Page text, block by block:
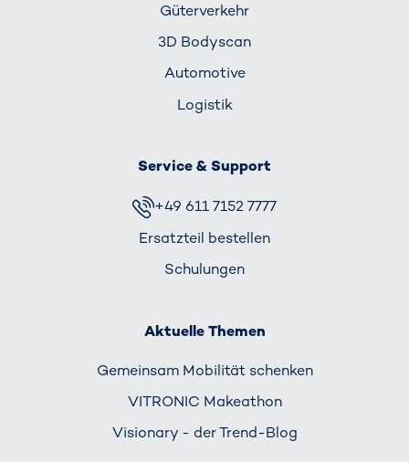
Güterverkehr
3D Bodyscan
Automotive
Logistik
Service & Support
+49 611 7152 7777
Ersatzteil bestellen
Schulungen
Aktuelle Themen
Gemeinsam Mobilität schenken
VITRONIC Makeathon
Visionary - der Trend-Blog